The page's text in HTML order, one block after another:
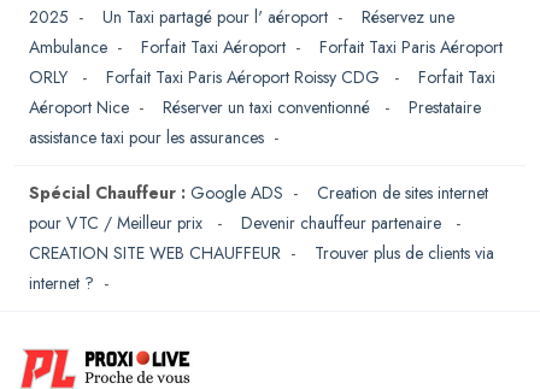
2025 - Un Taxi partagé pour l' aéroport - Réservez une
Ambulance - Forfait Taxi Aéroport - Forfait Taxi Paris Aéroport
ORLY
- Forfait Taxi Paris Aéroport Roissy CDG - Forfait Taxi
Aéroport Nice - Réserver un taxi conventionné - Prestataire
assistance taxi pour les assurances -
Spécial Chauffeur : Google ADS - Creation de sites internet
pour VTC / Meilleur prix
- Devenir chauffeur partenaire
-
CREATION SITE WEB CHAUFFEUR - Trouver plus de clients via
internet ? -